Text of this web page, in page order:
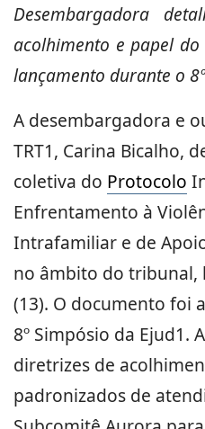
Desembargadora
acolhimento e papel
lançamento durante o
A desembargadora e
TRT1, Carina Bicalho,
coletiva do Protocolo
Enfrentamento à
Intrafamiliar e de
no âmbito do tribunal,
(13). O documento foi
8º Simpósio da Ejud1.
diretrizes de
padronizados de